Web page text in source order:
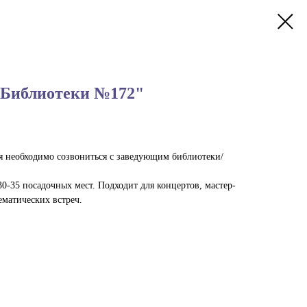
№172"
созвониться с заведующим библиотеки/
35 посадочных мест. Подходит для концертов, мастер-
встреч.